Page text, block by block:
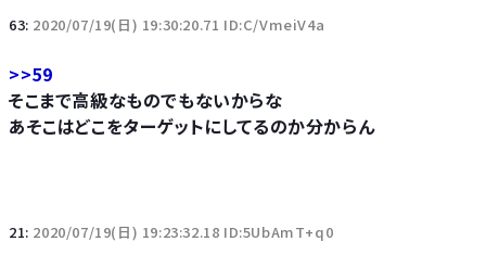
63: 2020/07/19(日) 19:30:20.71 ID:C/VmeiV4a
>>59
そこまで高級なものでもないからな
あそこはどこをターゲットにしてるのか分からん
21: 2020/07/19(日) 19:23:32.18 ID:5UbAmT+q0